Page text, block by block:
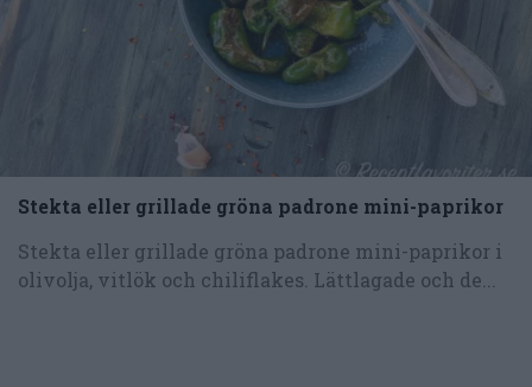
Stekta eller grillade gröna padrone mini-paprikor
Stekta eller grillade gröna padrone mini-paprikor i
olivolja, vitlök och chiliflakes. Lättlagade och de...